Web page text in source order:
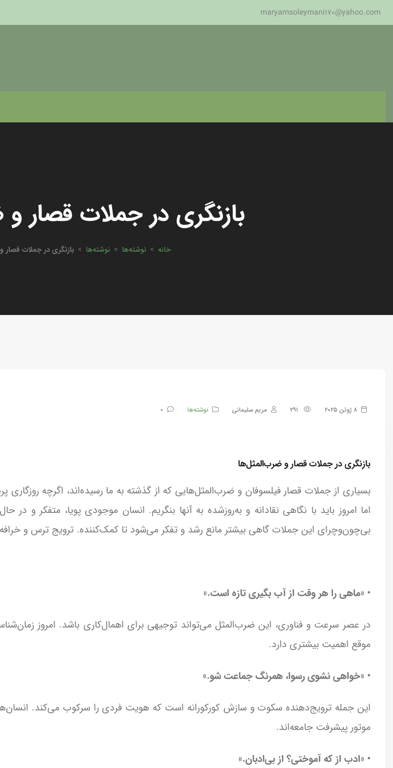
maryamsoleymani170@yahoo.com
بازنگری در جملات قصار
خانه > نوشته‌ها > نوشته‌ها > بازنگری در جملات قصار
8 ژوئن 2025 مریم سلیمانی نوشته‌ها 0
بازنگری در جملات قصار و ضرب‌المثل‌ها
بسیاری از جملات قصار فیلسوفان و ضرب‌المثل‌هایی که از گذشته به ما رسیده‌اند، اگرچه روزگاری
اما امروز باید با نگاهی نقادانه و به‌روزشده به آنها بنگریم. انسان موجودی پویا، متفکر و در
بی‌چون‌وچرای این جملات گاهی بیشتر مانع رشد و تفکر می‌شود تا کمک‌کننده. ترویج ترس و
• «ماهی را هر وقت از آب بگیری تازه است.»
در عصر سرعت و فناوری، این ضرب‌المثل می‌تواند توجیهی برای اهمال‌کاری باشد. امروز
موقع اهمیت بیشتری دارد.
• «خواهی نشوی رسوا، همرنگ جماعت شو.»
این جمله ترویج‌دهنده سکوت و سازش کورکورانه است که هویت فردی را سرکوب می‌کند.
موتور پیشرفت جامعه‌اند.
• «ادب از که آموختی؟ از بی‌ادبان.»